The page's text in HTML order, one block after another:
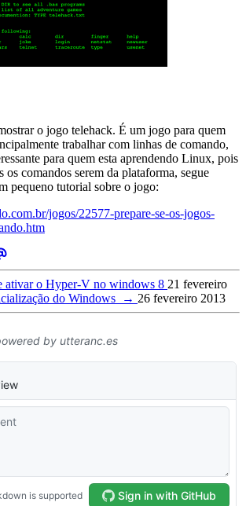
o jogo telehack. É um jogo para quem
trabalhar com linhas de comando,
para quem esta aprendendo Linux, pois
os comandos serem da plataforma, segue
pequeno tutorial sobre o jogo:
jogos/22577-prepare-se-os-jogos-
ativar o Hyper-V no windows 8 21 fevereiro
do Windows → 26 fevereiro 2013